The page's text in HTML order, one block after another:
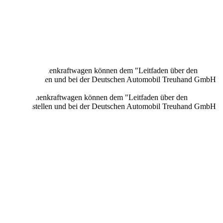
Personenkraftwagen können dem "Leitfaden über den
und bei der Deutschen Automobil Treuhand GmbH
Personenkraftwagen können dem "Leitfaden über den
und bei der Deutschen Automobil Treuhand GmbH